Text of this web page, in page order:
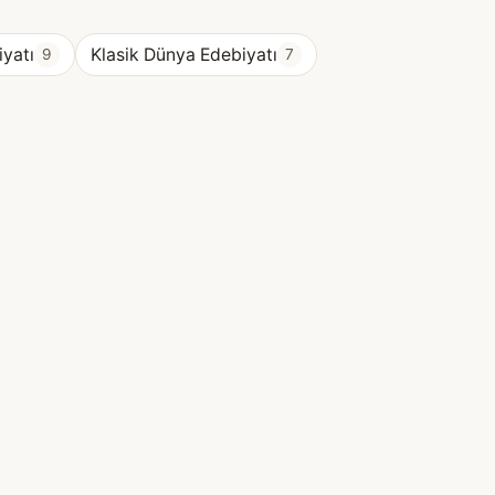
9 Klasik Dünya Edebiyatı 7